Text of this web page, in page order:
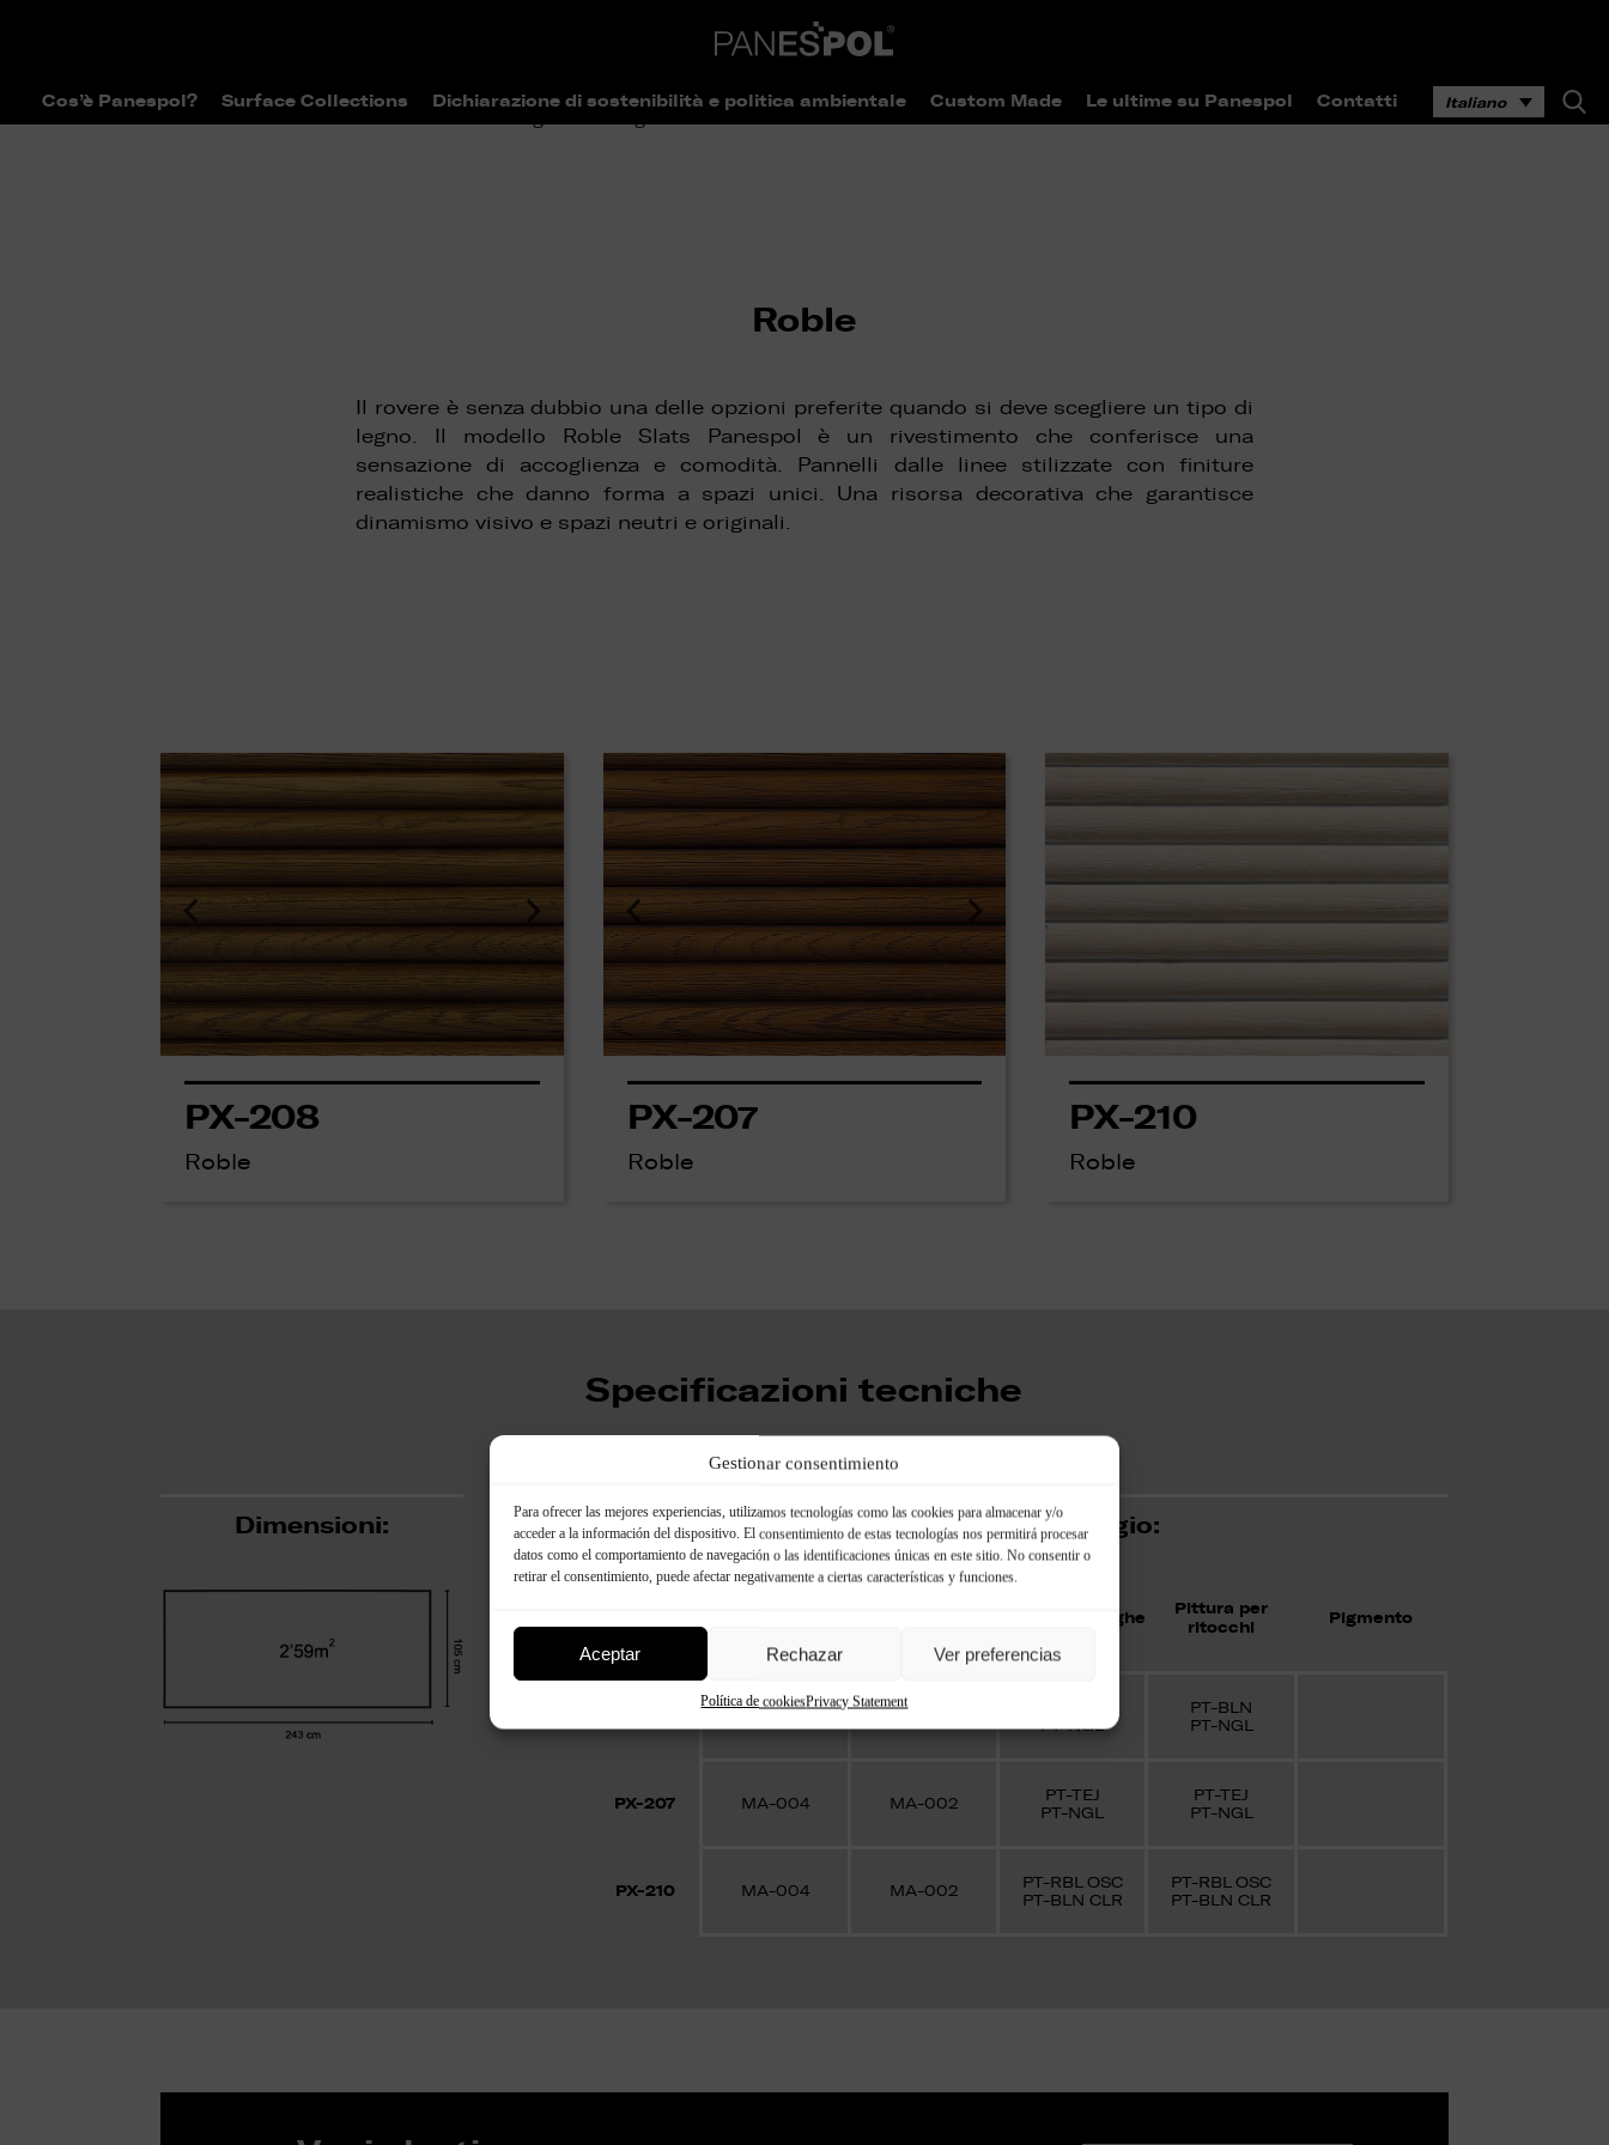
Gestionar consentimiento
Para ofrecer las mejores experiencias, utilizamos tecnologías como las cookies para almacenar y/o
acceder a la información del dispositivo. El consentimiento de estas tecnologías nos permitirá procesar
datos como el comportamiento de navegación o las identificaciones únicas en este sitio. No consentir o
retirar el consentimiento, puede afectar negativamente a ciertas características y funciones.
Aceptar Rechazar Ver preferencias
Política de cookiesPrivacy Statement
Cos’è Panespol? Surface Collections Dichiarazione di sostenibilità e politica ambientale Custom Made Le ultime su Panespol Contatti Italiano
Roble
Il rovere è senza dubbio una delle opzioni preferite quando si deve scegliere un tipo di
legno. Il modello Roble Slats Panespol è un rivestimento che conferisce una
sensazione di accoglienza e comodità. Pannelli dalle linee stilizzate con finiture
realistiche che danno forma a spazi unici. Una risorsa decorativa che garantisce
dinamismo visivo e spazi neutri e originali.
PX-208
Roble
PX-207
Roble
PX-210
Roble
Specificazioni tecniche
Dimensioni: Complementi di montaggio:
Pittura per fughe
Pittura per
ritocchi
Pigmento
PT-NGL
PT-BLN
PT-NGL
PX-207 MA-004 MA-002
PT-TEJ
PT-NGL
PT-TEJ
PT-NGL
PX-210 MA-004 MA-002
PT-RBL OSC
PT-BLN CLR
PT-RBL OSC
PT-BLN CLR